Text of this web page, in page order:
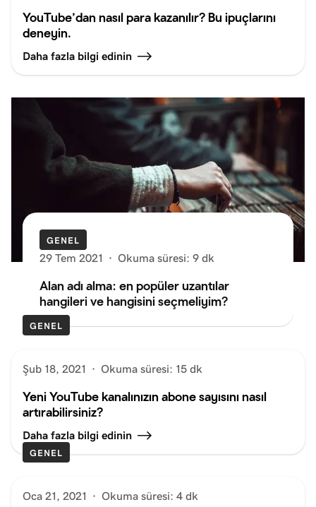
YouTube’dan nasıl para kazanılır? Bu ipuçlarını
deneyin.
Daha fazla bilgi edinin
GENEL
29 Tem 2021 · Okuma süresi: 9 dk
Alan adı alma: en popüler uzantılar
hangileri ve hangisini seçmeliyim?
GENEL
Şub 18, 2021 · Okuma süresi: 15 dk
Yeni YouTube kanalınızın abone sayısını nasıl
artırabilirsiniz?
Daha fazla bilgi edinin
GENEL
Oca 21, 2021 · Okuma süresi: 4 dk